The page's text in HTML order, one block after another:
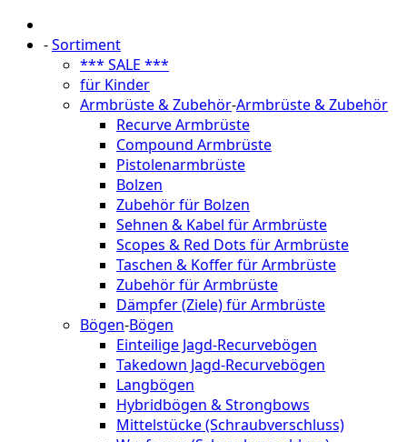
-Sortiment
*** SALE ***
für Kinder
Armbrüste & Zubehör-Armbrüste & Zubehör
Recurve Armbrüste
Compound Armbrüste
Pistolenarmbrüste
Bolzen
Zubehör für Bolzen
Sehnen & Kabel für Armbrüste
Scopes & Red Dots für Armbrüste
Taschen & Koffer für Armbrüste
Zubehör für Armbrüste
Dämpfer (Ziele) für Armbrüste
Bögen-Bögen
Einteilige Jagd-Recurvebögen
Takedown Jagd-Recurvebögen
Langbögen
Hybridbögen & Strongbows
Mittelstücke (Schraubverschluss)